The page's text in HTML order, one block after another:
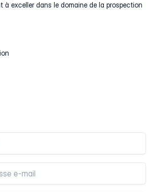
à exceller dans le domaine de la prospection